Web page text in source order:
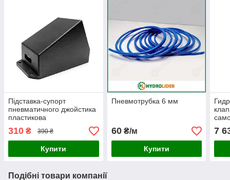
Підставка-супорт
пневматичного джойстика
пластикова
310 ₴ 390 ₴
Купити
Пневмотрубка 6 мм
60₴/м
Купити
7
Подібні товари компанії